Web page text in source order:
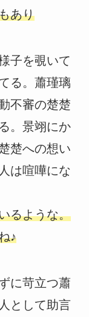
あり
子を覗いて
る。蕭瑾璃
不審の楚楚
。景翊にか
楚への想い
は喧嘩にな
るような。
♪
に苛立つ蕭
として助言